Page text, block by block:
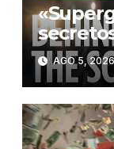
lucha
AGO 5, 2026